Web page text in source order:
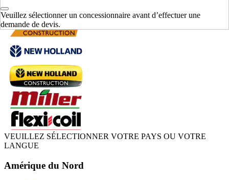
Veuillez sélectionner un concessionnaire avant d’effectuer une
demande de devis.
VEUILLEZ SÉLECTIONNER VOTRE PAYS OU VOTRE
LANGUE
Amérique du Nord